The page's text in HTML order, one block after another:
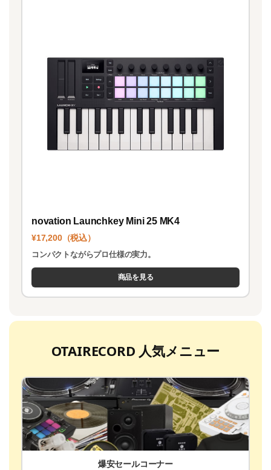
novation Launchkey Mini 25 MK4
¥17,200（税込）
コンパクトながらプロ仕様の実力。
商品を見る
OTAIRECORD 人気メニュー
爆安セールコーナー